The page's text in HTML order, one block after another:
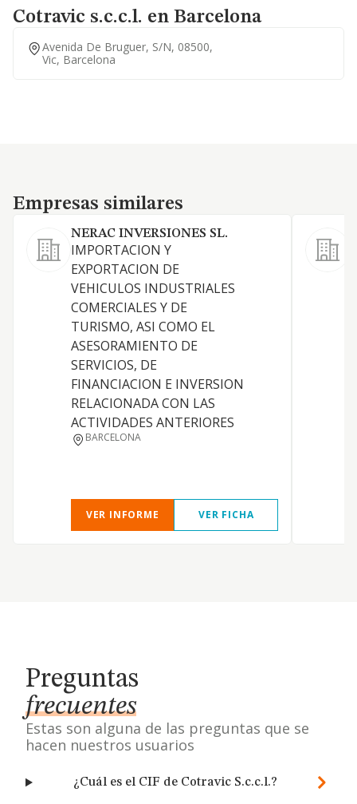
Cotravic s.c.c.l. en Barcelona
Avenida De Bruguer, S/n, 08500,
Vic, Barcelona
Empresas similares
Empresas similares
NERAC INVERSIONES SL.
IMPORTACION Y
EXPORTACION DE
VEHICULOS INDUSTRIALES
COMERCIALES Y DE
TURISMO, ASI COMO EL
ASESORAMIENTO DE
SERVICIOS, DE
FINANCIACION E INVERSION
RELACIONADA CON LAS
ACTIVIDADES ANTERIORES
BARCELONA
VER INFORME VER FICHA
Preguntas
frecuentes
Estas son alguna de las preguntas que se
hacen nuestros usuarios
¿Cuál es el CIF de Cotravic S.c.c.l.?